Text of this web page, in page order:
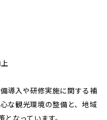
導入や研修実施に関する補
な観光環境の整備と、地域